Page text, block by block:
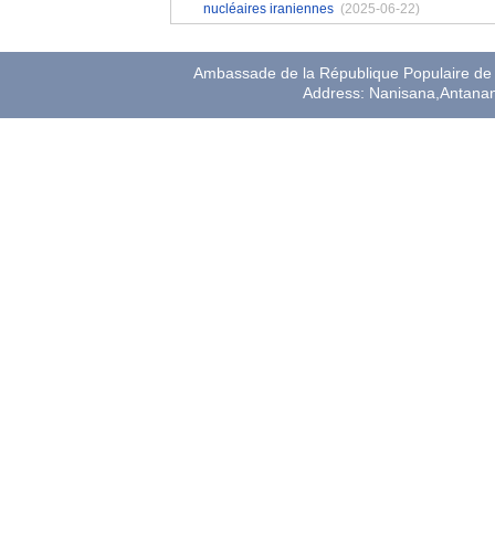
nucléaires iraniennes (2025-06-22)
Ambassade de la République Populaire
Address: